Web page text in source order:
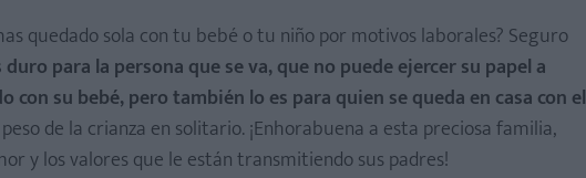
quedado sola con tu bebé o tu niño por motivos laborales? Seguro
duro para la persona que se va, que no puede ejercer su papel a
su bebé, pero también lo es para quien se queda en casa con el
de la crianza en solitario. ¡Enhorabuena a esta preciosa familia,
y los valores que le están transmitiendo sus padres!